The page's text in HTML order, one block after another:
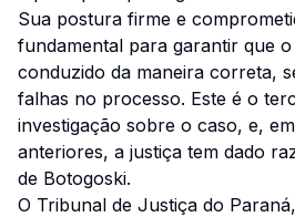
Sua postura firme e
fundamental para garantir que
conduzido da maneira correta,
falhas no processo. Este é o
investigação sobre o caso, e,
anteriores, a justiça tem dado
de Botogoski.
O Tribunal de Justiça do